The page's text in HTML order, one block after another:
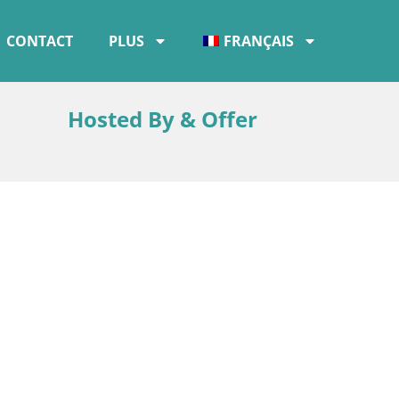
CONTACT PLUS FRANÇAIS
Hosted By & Offer